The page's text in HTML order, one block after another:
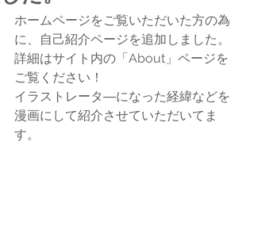
ホームページをご覧いただいた方の為
に、自己紹介ページを追加しました。
詳細はサイト内の「About」ページを
ご覧ください！
イラストレータ―になった経緯などを
漫画にして紹介させていただいてま
す。